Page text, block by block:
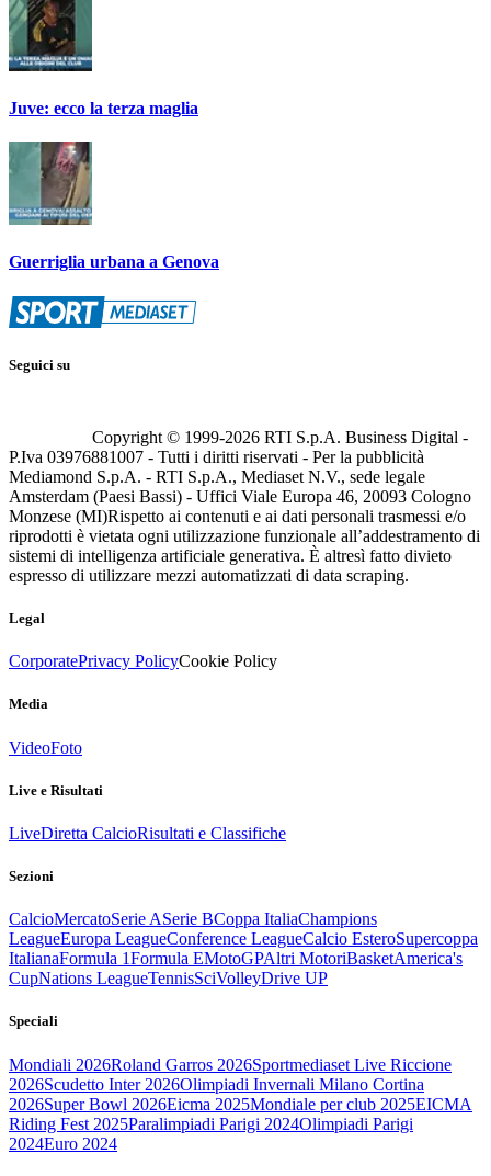
Juve: ecco la terza maglia
Guerriglia urbana a Genova
Seguici su
Copyright © 1999-2026 RTI S.p.A. Business Digital -
P.Iva 03976881007 - Tutti i diritti riservati - Per la pubblicità
Mediamond S.p.A. - RTI S.p.A., Mediaset N.V., sede legale
Amsterdam (Paesi Bassi) - Uffici Viale Europa 46, 20093 Cologno
Monzese (MI)Rispetto ai contenuti e ai dati personali trasmessi e/o
riprodotti è vietata ogni utilizzazione funzionale all’addestramento di
sistemi di intelligenza artificiale generativa. È altresì fatto divieto
espresso di utilizzare mezzi automatizzati di data scraping.
Legal
CorporatePrivacy PolicyCookie Policy
Media
VideoFoto
Live e Risultati
LiveDiretta CalcioRisultati e Classifiche
Sezioni
CalcioMercatoSerie ASerie BCoppa ItaliaChampions
LeagueEuropa LeagueConference LeagueCalcio EsteroSupercoppa
ItalianaFormula 1Formula EMotoGPAltri MotoriBasketAmerica's
CupNations LeagueTennisSciVolleyDrive UP
Speciali
Mondiali 2026Roland Garros 2026Sportmediaset Live Riccione
2026Scudetto Inter 2026Olimpiadi Invernali Milano Cortina
2026Super Bowl 2026Eicma 2025Mondiale per club 2025EICMA
Riding Fest 2025Paralimpiadi Parigi 2024Olimpiadi Parigi
2024Euro 2024